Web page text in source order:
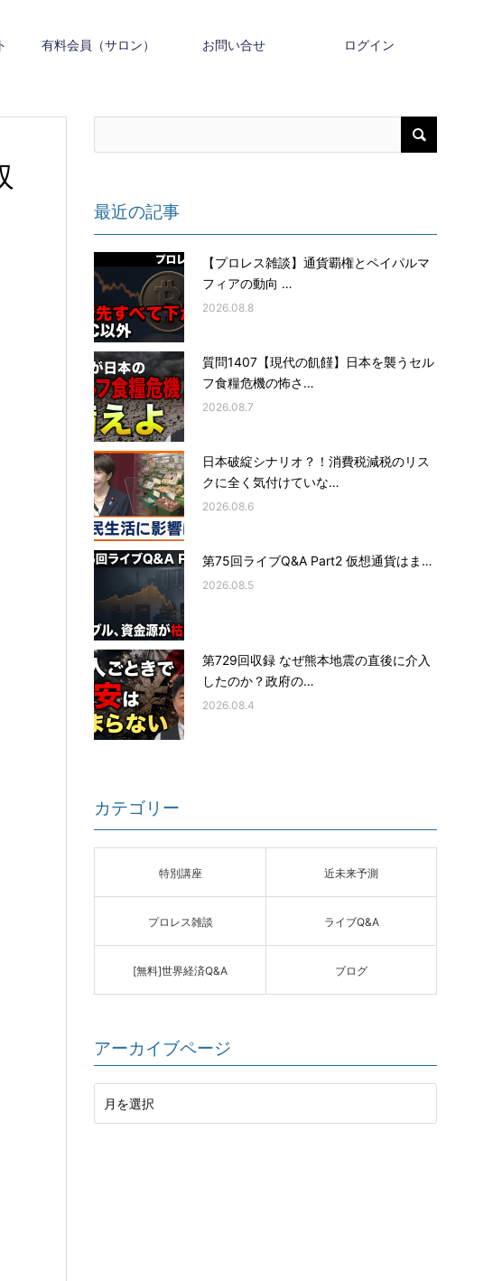
有料会員（サロン） お問い合せ ログイン
最近の記事
【プロレス雑談】通貨覇権とペイパルマ
フィアの動向 …
2026.08.8
質問1407【現代の飢饉】日本を襲うセル
フ食糧危機の怖さ…
2026.08.7
日本破綻シナリオ？！消費税減税のリス
クに全く気付けていな…
2026.08.6
第75回ライブQ&A Part2 仮想通貨はま…
2026.08.5
第729回収録 なぜ熊本地震の直後に介入
したのか？政府の…
2026.08.4
カテゴリー
特別講座 近未来予測
プロレス雑談 ライブQ&A
[無料]世界経済Q&A ブログ
アーカイブページ